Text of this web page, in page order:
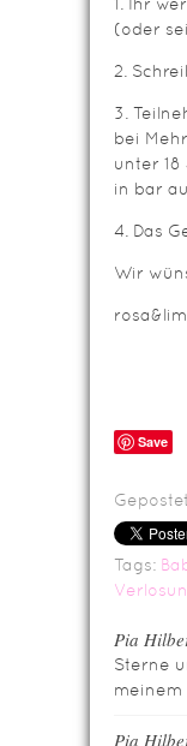
(oder
2.
3.
bei
unter
in bar
4. Das
Wir
Save
Tags:
Pia
Sterne
meinem
Pia